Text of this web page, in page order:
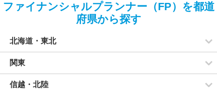
ファイナンシャルプランナー（FP）を都道
府県から探す
北海道・東北
関東
信越・北陸